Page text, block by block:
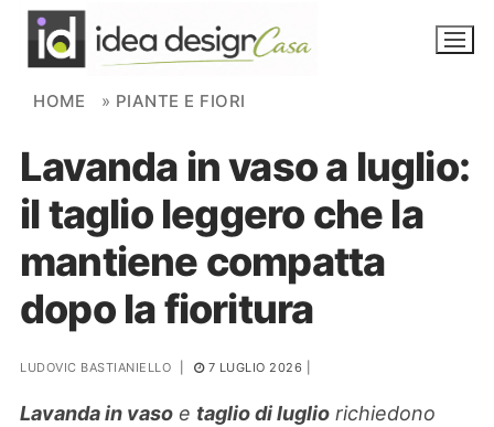
Skip to content
NOVITÀ
AMBIENTI
FAI DA TE
PIANTE
Ortaggio
HOME » PIANTE E FIORI
Lavanda in vaso a luglio:
il taglio leggero che la
mantiene compatta
dopo la fioritura
LUDOVIC BASTIANIELLO 7 LUGLIO 2026
Lavanda in vaso e taglio di luglio richiedono